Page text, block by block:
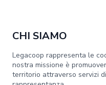
CHI SIAMO
Legacoop rappresenta le
nostra missione è
territorio attraverso servizi